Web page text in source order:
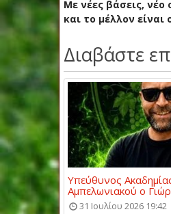
Με νέες βάσεις,
και το μέλλον είναι
Διαβάστε
Υπεύθυνος
Αμπελωνιακού ο
31 Ιουλίου 2026 19:42